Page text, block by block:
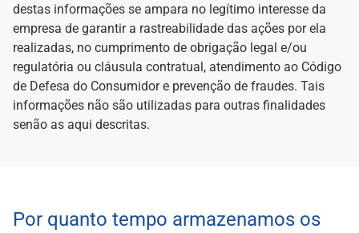
destas informações se ampara no legítimo interesse da
empresa de garantir a rastreabilidade das ações por ela
realizadas, no cumprimento de obrigação legal e/ou
regulatória ou cláusula contratual, atendimento ao Código
de Defesa do Consumidor e prevenção de fraudes. Tais
informações não são utilizadas para outras finalidades
senão as aqui descritas.
Por quanto tempo armazenamos os